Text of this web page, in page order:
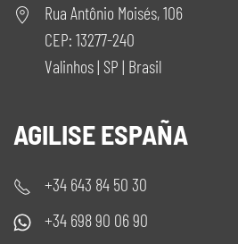
Rua Antônio Moisés, 106
CEP: 13277-240
Valinhos | SP | Brasil
AGILISE ESPAÑA
+34 643 84 50 30
+34 698 90 06 90